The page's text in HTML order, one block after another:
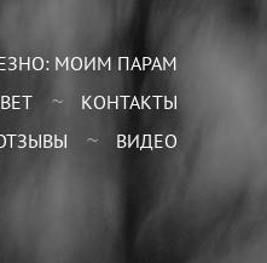
МОИМ ПАРАМ
КОНТАКТЫ
ВИДЕО